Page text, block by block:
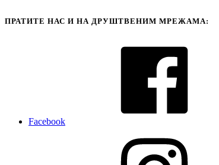
ПРАТИТЕ НАС И НА ДРУШТВЕНИМ МРЕЖАМА:
Facebook